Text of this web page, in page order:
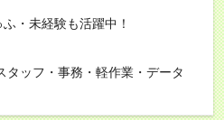
・未経験も活躍中！
ッフ・事務・軽作業・データ